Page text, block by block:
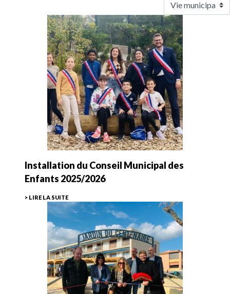
Installation du Conseil Municipal des
Enfants 2025/2026
> LIRE LA SUITE